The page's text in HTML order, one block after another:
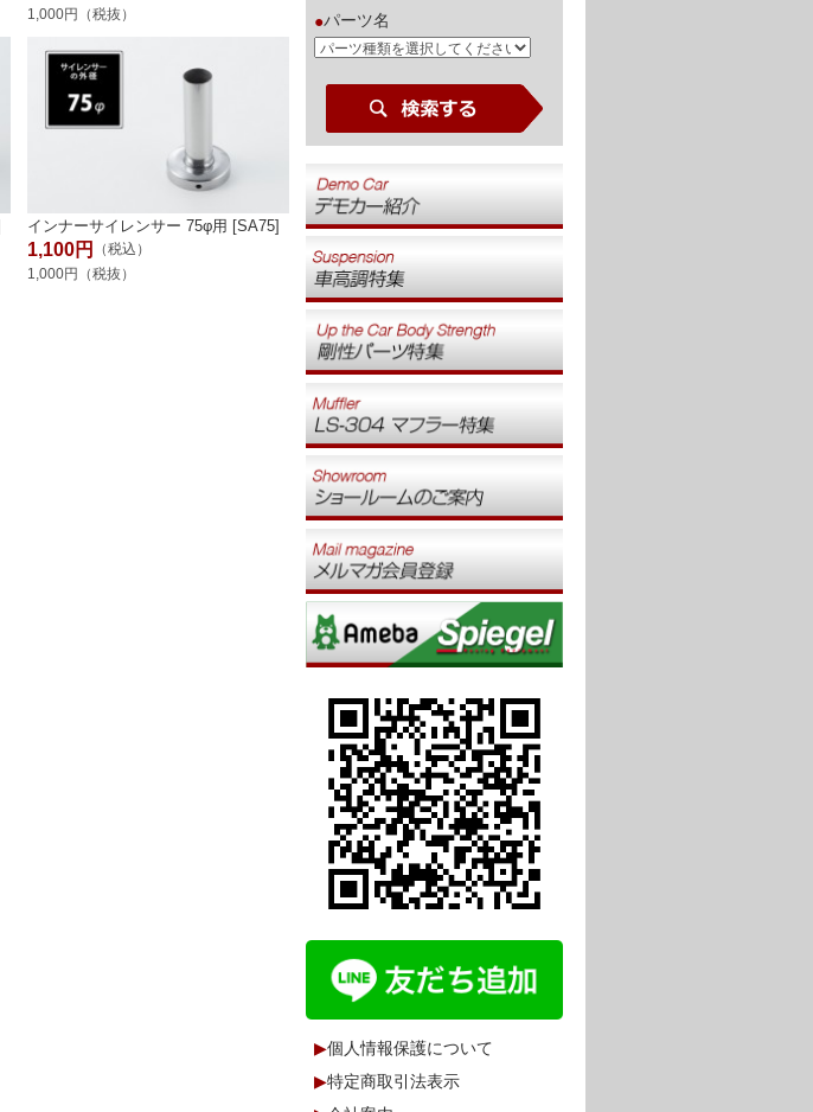
1,000円（税抜）
インナーサイレンサー 75φ用 [SA75]
1,100円
（税込）
1,000円（税抜）
●パーツ名
▶個人情報保護について
▶特定商取引法表示